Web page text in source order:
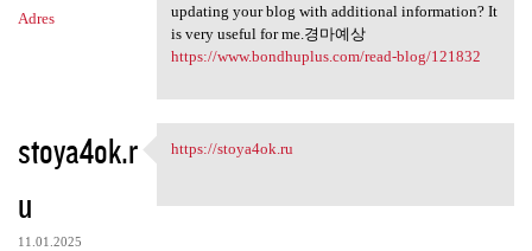
Adres
updating your blog with additional information? It
is very useful for me.경마예상
https://www.bondhuplus.com/read-blog/121832
stoya4ok.r
u
11.01.2025
https://stoya4ok.ru
https://stoya4ok.ru